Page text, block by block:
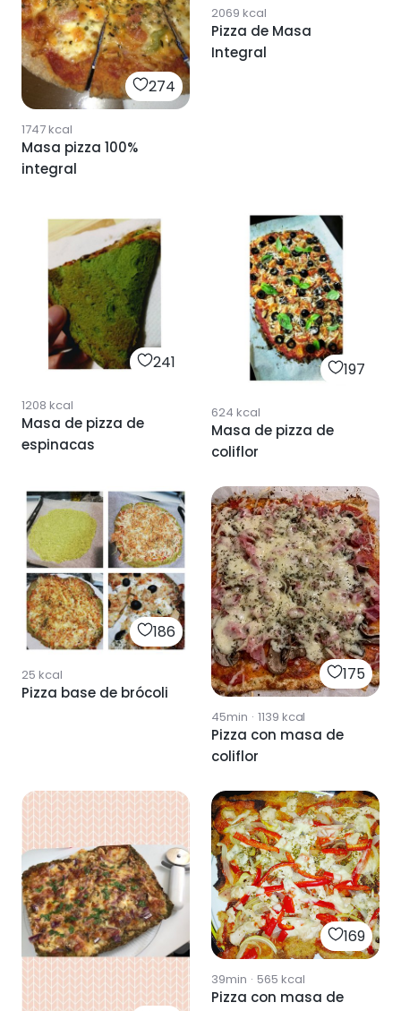
274
1747kcal
Masa pizza 100%
integral
2069 kcal
Pizza de Masa
Integral
241
1208 kcal
Masa de pizza de
espinacas
197
624 kcal
Masa de pizza de
coliflor
186
25 kcal
Pizza base de brócoli
175
45min · 1139 kcal
Pizza con masa de
coliflor
169
39min · 565 kcal
Pizza con masa de